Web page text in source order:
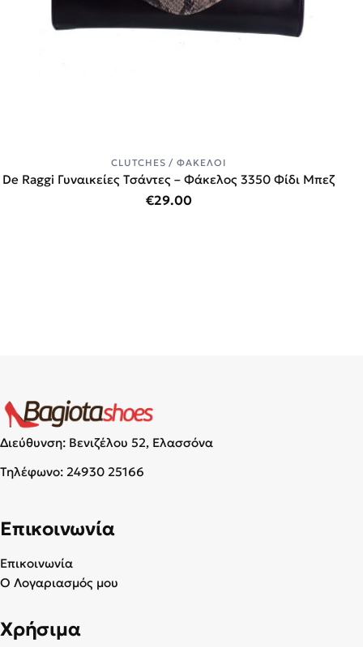
CLUTCHES / ΦΆΚΕΛΟΙ
De Raggi Γυναικείες Τσάντες – Φάκελος 3350 Φίδι Μπεζ
€29.00
Διεύθυνση: Βενιζέλου 52, Ελασσόνα
Τηλέφωνο: 24930 25166
Επικοινωνία
Επικοινωνία
Ο Λογαριασμός μου
Χρήσιμα